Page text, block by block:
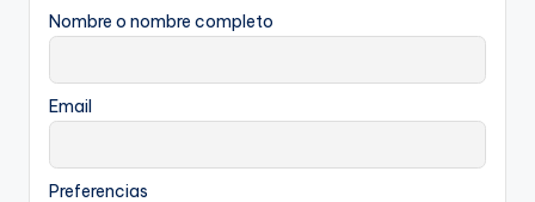
Nombre o nombre completo
Email
Preferencias